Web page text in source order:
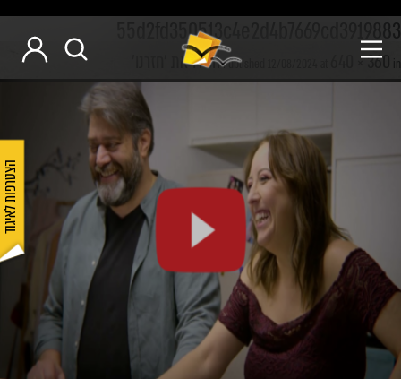
הצטרפות לאיגוד
55d2fd350513c4e2d4b7669cd3919883
Published 640 × 360 in הכירו את 'חזרנו'